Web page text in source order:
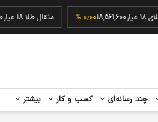
گرم طلای ۱۸ عیار 18,561,600۰٫۰۰ % مثقال طلا ۱۸ عیار
چند رسانه‌ای کسب و کار بیشتر